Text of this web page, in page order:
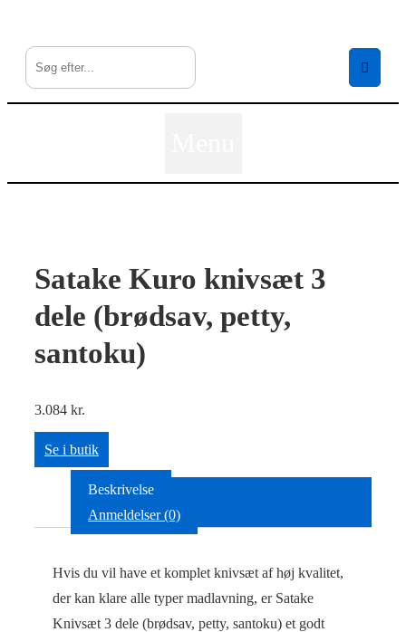
Hop
Satake Kuro knivsæt 3
dele (brødsav, petty,
santoku)
3.084 kr.
Se i butik
Beskrivelse
Anmeldelser (0)
Hvis du vil have et komplet knivsæt af høj kvalitet,
der kan klare alle typer madlavning, er Satake
Knivsæt 3 dele (brødsav, petty, santoku) et godt